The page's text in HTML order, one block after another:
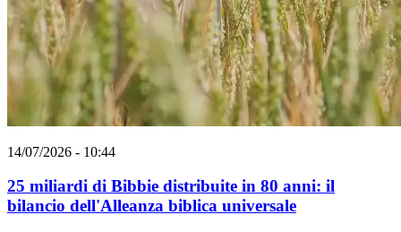
14/07/2026 - 10:44
25 miliardi di Bibbie distribuite in 80 anni: il
bilancio dell'Alleanza biblica universale